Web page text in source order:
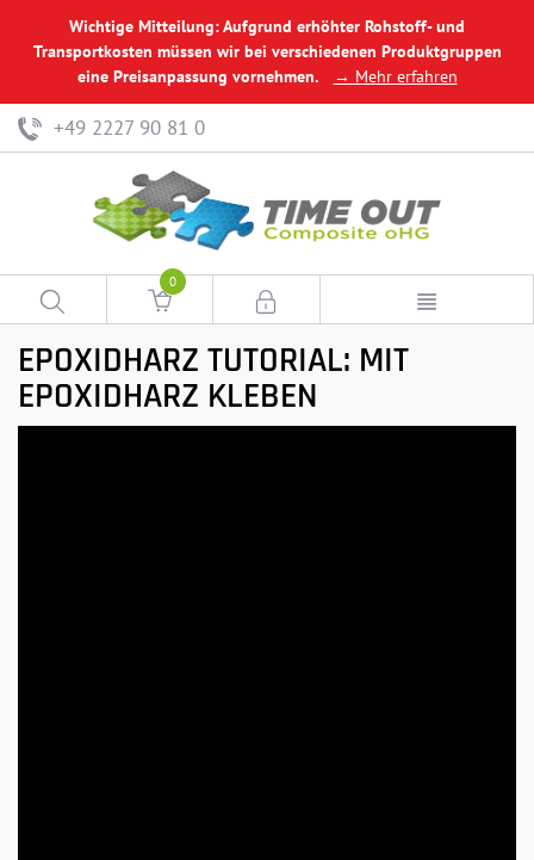
Wichtige Mitteilung: Aufgrund erhöhter Rohstoff- und
Transportkosten müssen wir bei verschiedenen Produktgruppen
eine Preisanpassung vornehmen.
→ Mehr erfahren
+49 2227 90 81 0
0
EPOXIDHARZ TUTORIAL: MIT
EPOXIDHARZ KLEBEN